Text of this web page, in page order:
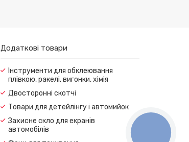
Додаткові товари
Інструменти для обклеювання
плівкою, ракелі, вигонки, хімія
Двосторонні скотчі
Товари для детейлінгу і автомийок
Захисне скло для екранів
автомобілів